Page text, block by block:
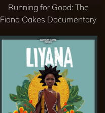
Running for Good: The
Fiona Oakes Documentary